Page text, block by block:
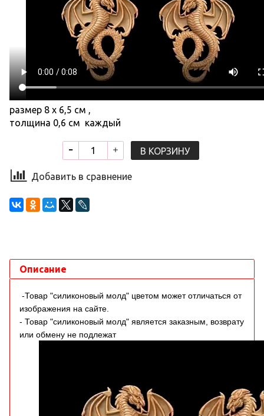
размер 8 х 6,5 см ,
толщина 0,6 см каждый
В КОРЗИНУ
Добавить в сравнение
Описание
-Товар "силиконовый молд" цветом может отличаться от
изображения на сайте.
- Товар "силиконовый молд" является заказным, возврату
или обмену не подлежат